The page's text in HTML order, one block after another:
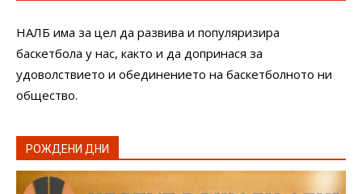
НАЛБ има за цел да развива и популяризира
баскетбола у нас, както и да допринася за
удоволствието и обединението на баскетболното ни
общество.
РОЖДЕНИ ДНИ